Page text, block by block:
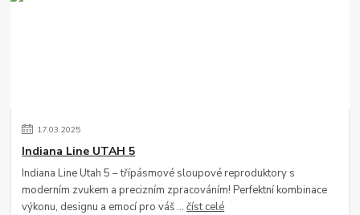
17.03.2025
Indiana Line UTAH 5
Indiana Line Utah 5 – třípásmové sloupové reproduktory s
moderním zvukem a precizním zpracováním! Perfektní kombinace
výkonu, designu a emocí pro váš ...číst celé